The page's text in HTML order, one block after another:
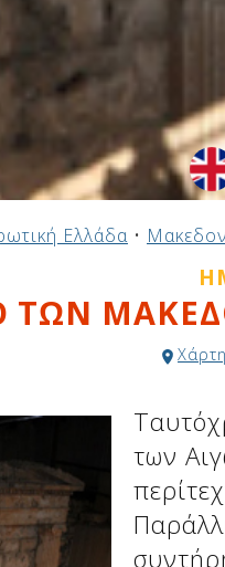
Ελλάδα•
ΤΩΝ
των